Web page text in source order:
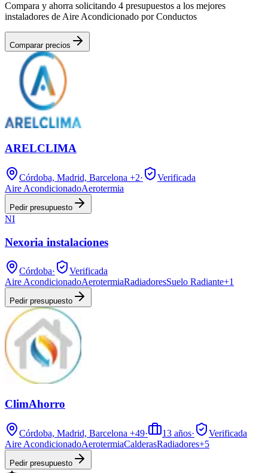
Compara y ahorra solicitando 4 presupuestos a los mejores
instaladores de Aire Acondicionado por Conductos
Comparar precios
ARELCLIMA
Córdoba, Madrid, Barcelona +2·
Verificada
Aire AcondicionadoAerotermia
Pedir presupuesto
NI
Nexoria instalaciones
Córdoba·
Verificada
Aire AcondicionadoAerotermiaRadiadoresSuelo Radiante+1
Pedir presupuesto
ClimAhorro
Córdoba, Madrid, Barcelona +49· 13 años·
Verificada
Aire AcondicionadoAerotermiaCalderasRadiadores+5
Pedir presupuesto